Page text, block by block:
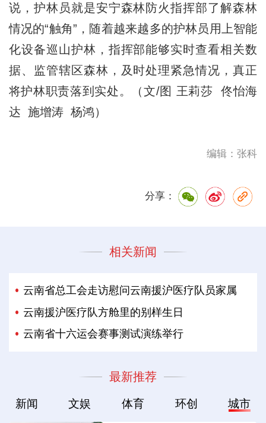
说，护林员就是安宁森林防火指挥部了解森林
情况的“触角”，随着越来越多的护林员用上智能
化设备巡山护林，指挥部能够实时查看相关数
据、监管辖区森林，及时处理紧急情况，真正
将护林职责落到实处。（文/图 王莉莎 佟怡海
达 施增涛 杨鸿）
编辑：张科
分享：
相关新闻
云南省总工会走访慰问云南援沪医疗队员家属
云南援沪医疗队方舱里的别样生日
云南省十六运会赛事测试演练举行
最新推荐
新闻 文娱 体育 环创 城市